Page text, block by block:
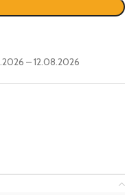
– 12.08.2026